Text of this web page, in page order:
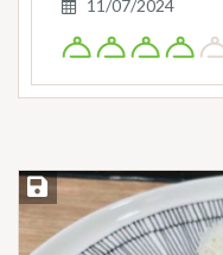
11/07/2024
Save Recipe